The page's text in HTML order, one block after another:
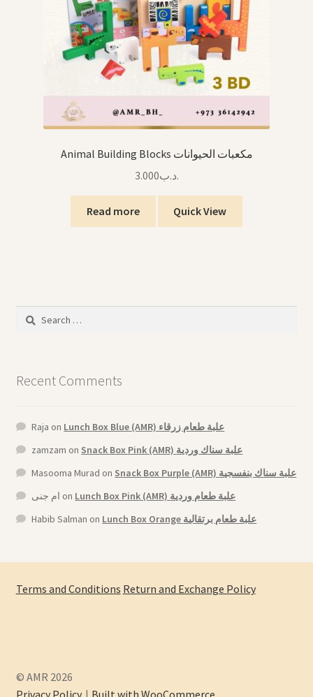
Animal Building Blocks مكعبات الحيوانات
.د.ب3.000
Read more Quick View
Search
Recent Comments
Raja on
Lunch Box Blue (AMR) علبة طعام زرقاء
zamzam on
Snack Box Pink (AMR) علبة سناك وردية
Masooma Murad on
Snack Box Purple (AMR) علبة سناك بنفسجية
ام جنى on
Lunch Box Pink (AMR) علبة طعام وردية
Habib Salman on Lunch Box Orange علبة طعام برتقالية
Terms and Conditions Return and Exchange Policy
© AMR 2026
Privacy Policy
Built with WooCommerce